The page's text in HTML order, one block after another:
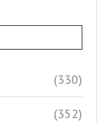
(330)
(352)